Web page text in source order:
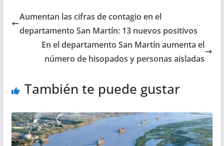
Aumentan las cifras de contagio en el
departamento San Martín: 13 nuevos positivos
En el departamento San Martín aumenta el
número de hisopados y personas aisladas
También te puede gustar